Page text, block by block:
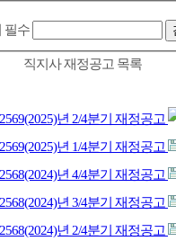
필수
직지사 재정공고 목록
년 2/4분기 재정공고
년 1/4분기 재정공고
년 4/4분기 재정공고
년 3/4분기 재정공고
년 2/4분기 재정공고